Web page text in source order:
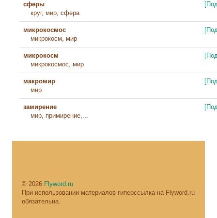
сферы
круг, мир, сфера
микрокосмос
микрокосм, мир
микрокосм
микрокосмос, мир
макромир
мир
замирение
мир, примирение,...
© 2026 Flyword.ru
При использовании материалов гиперссылка на Flyword.ru
обязательна.